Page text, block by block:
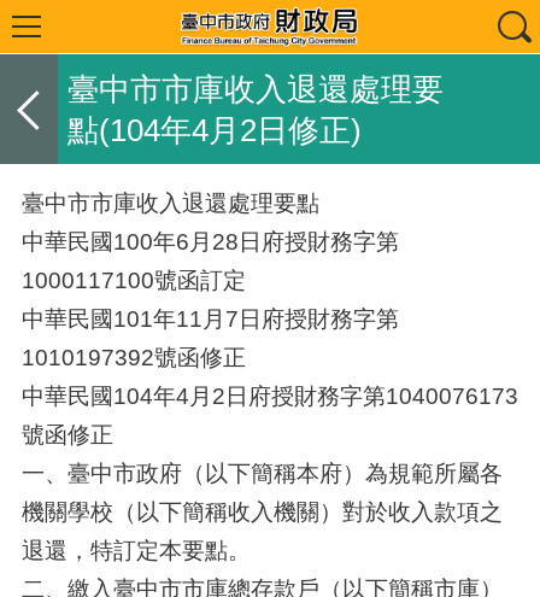
臺中市市庫收入退還處理要
點(104年4月2日修正)
臺中市市庫收入退還處理要點
中華民國100年6月28日府授財務字第
1000117100號函訂定
中華民國101年11月7日府授財務字第
1010197392號函修正
中華民國104年4月2日府授財務字第1040076173
號函修正
一、臺中市政府（以下簡稱本府）為規範所屬各
機關學校（以下簡稱收入機關）對於收入款項之
退還，特訂定本要點。
二、繳入臺中市市庫總存款戶（以下簡稱市庫）